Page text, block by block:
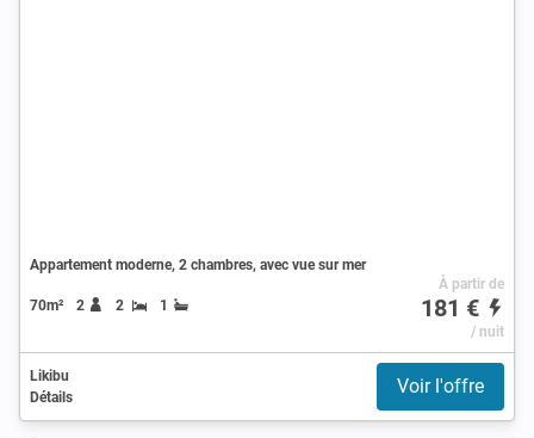
Appartement moderne, 2 chambres, avec vue sur mer
70m² 2 2 1
À partir de
181 €
/ nuit
Likibu
Détails
Voir l'offre